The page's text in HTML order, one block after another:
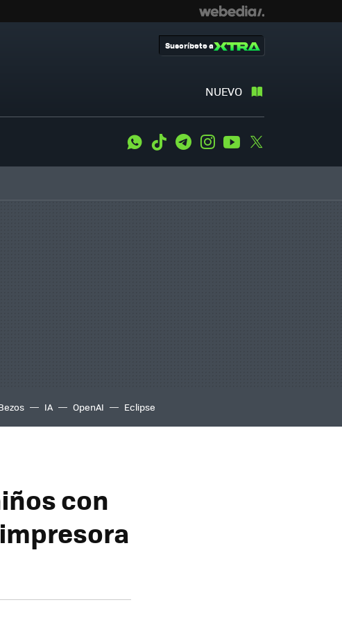
NUEVO
Suscríbete a
WhatsApp
Tiktok TelegramInstagramYoutube
IA OpenAI Eclipse
con